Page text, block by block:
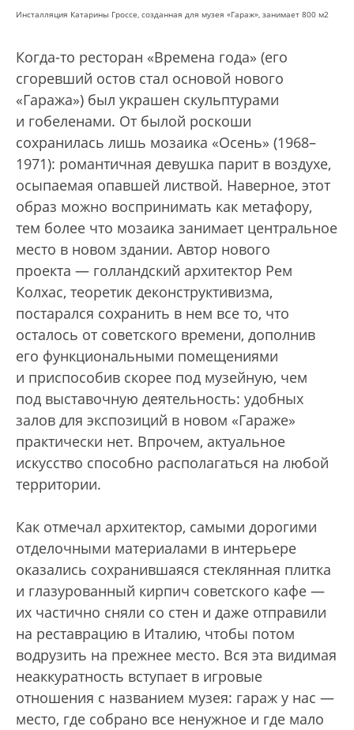
Инсталляция Катарины Гроссе, созданная для музея «Гараж», занимает 800 м2
Когда-то ресторан «Времена года» (его
сгоревший остов стал основой нового
«Гаража») был украшен скульптурами
и гобеленами. От былой роскоши
сохранилась лишь мозаика «Осень» (1968–
1971): романтичная девушка парит в воздухе,
осыпаемая опавшей листвой. Наверное, этот
образ можно воспринимать как метафору,
тем более что мозаика занимает центральное
место в новом здании. Автор нового
проекта — голландский архитектор Рем
Колхас, теоретик деконструктивизма,
постарался сохранить в нем все то, что
осталось от советского времени, дополнив
его функциональными помещениями
и приспособив cкорее под музейную, чем
под выставочную деятельность: удобных
залов для экспозиций в новом «Гараже»
практически нет. Впрочем, актуальное
искусство способно располагаться на любой
территории.
Как отмечал архитектор, самыми дорогими
отделочными материалами в интерьере
оказались сохранившаяся стеклянная плитка
и глазурованный кирпич советского кафе —
их частично сняли со стен и даже отправили
на реставрацию в Италию, чтобы потом
водрузить на прежнее место. Вся эта видимая
неаккуратность вступает в игровые
отношения с названием музея: гараж у нас —
место, где собрано все ненужное и где мало